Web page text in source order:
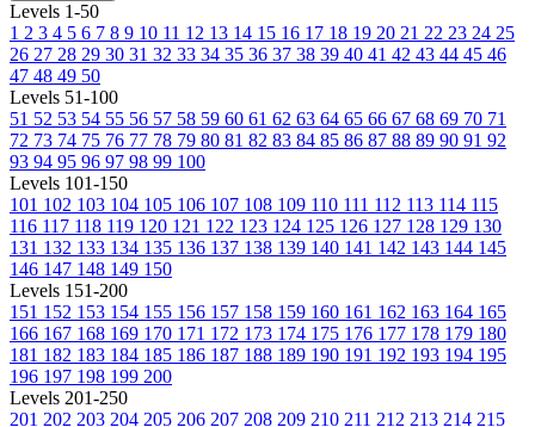
Levels 1-50
1 2 3 4 5 6 7 8 9 10 11 12 13 14 15 16 17 18 19 20 21 22 23 24 25
26 27 28 29 30 31 32 33 34 35 36 37 38 39 40 41 42 43 44 45 46
47 48 49 50
Levels 51-100
51 52 53 54 55 56 57 58 59 60 61 62 63 64 65 66 67 68 69 70 71
72 73 74 75 76 77 78 79 80 81 82 83 84 85 86 87 88 89 90 91 92
93 94 95 96 97 98 99 100
Levels 101-150
101 102 103 104 105 106 107 108 109 110 111 112 113 114 115
116 117 118 119 120 121 122 123 124 125 126 127 128 129 130
131 132 133 134 135 136 137 138 139 140 141 142 143 144 145
146 147 148 149 150
Levels 151-200
151 152 153 154 155 156 157 158 159 160 161 162 163 164 165
166 167 168 169 170 171 172 173 174 175 176 177 178 179 180
181 182 183 184 185 186 187 188 189 190 191 192 193 194 195
196 197 198 199 200
Levels 201-250
201 202 203 204 205 206 207 208 209 210 211 212 213 214 215